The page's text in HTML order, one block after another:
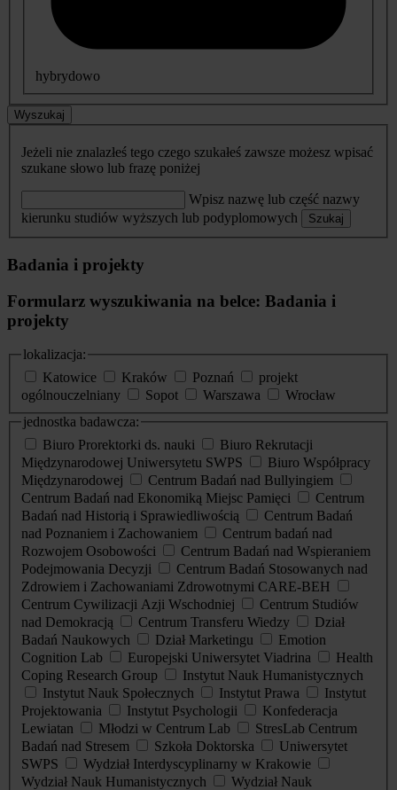
hybrydowo
Wyszukaj
Jeżeli nie znalazłeś tego czego szukałeś zawsze możesz wpisać
szukane słowo lub frazę poniżej
Wpisz nazwę lub część nazwy
kierunku studiów wyższych lub podyplomowych
Szukaj
Badania i projekty
Formularz wyszukiwania na belce: Badania i
projekty
lokalizacja:
Katowice
Kraków Poznań
projekt
ogólnouczelniany
Sopot Warszawa
Wrocław
jednostka badawcza:
Biuro Prorektorki ds. nauki
Biuro Rekrutacji
Międzynarodowej Uniwersytetu SWPS
Biuro Współpracy
Międzynarodowej
Centrum Badań nad Bullyingiem
Centrum Badań nad Ekonomiką Miejsc Pamięci
Centrum
Badań nad Historią i Sprawiedliwością
Centrum Badań
nad Poznaniem i Zachowaniem
Centrum badań nad
Rozwojem Osobowości
Centrum Badań nad Wspieraniem
Podejmowania Decyzji
Centrum Badań Stosowanych nad
Zdrowiem i Zachowaniami Zdrowotnymi CARE-BEH
Centrum Cywilizacji Azji Wschodniej
Centrum Studiów
nad Demokracją
Centrum Transferu Wiedzy
Dział
Badań Naukowych
Dział Marketingu
Emotion
Cognition Lab
Europejski Uniwersytet Viadrina
Health
Coping Research Group
Instytut Nauk Humanistycznych
Instytut Nauk Społecznych
Instytut Prawa
Instytut
Projektowania
Instytut Psychologii
Konfederacja
Lewiatan
Młodzi w Centrum Lab
StresLab Centrum
Badań nad Stresem
Szkoła Doktorska
Uniwersytet
SWPS
Wydział Interdyscyplinarny w Krakowie
Wydział Nauk Humanistycznych
Wydział Nauk